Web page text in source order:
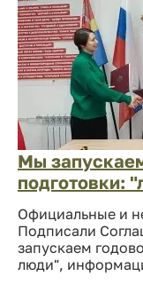
Мы
подготовки:
Официальные и
Подписали
запускаем
люди",